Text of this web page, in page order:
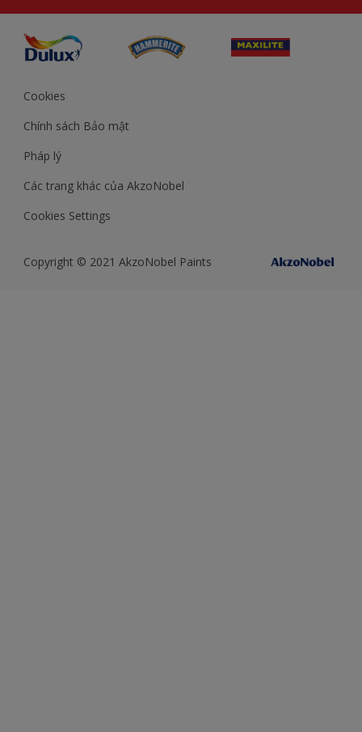
Cookies
Chính sách Bảo mật
Pháp lý
Các trang khác của AkzoNobel
Cookies Settings
Copyright © 2021 AkzoNobel Paints